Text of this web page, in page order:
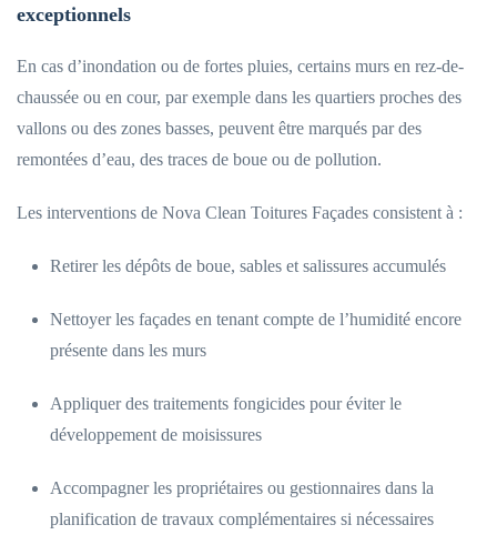
exceptionnels
En cas d’inondation ou de fortes pluies, certains murs en rez-de-
chaussée ou en cour, par exemple dans les quartiers proches des
vallons ou des zones basses, peuvent être marqués par des
remontées d’eau, des traces de boue ou de pollution.
Les interventions de Nova Clean Toitures Façades consistent à :
Retirer les dépôts de boue, sables et salissures accumulés
Nettoyer les façades en tenant compte de l’humidité encore
présente dans les murs
Appliquer des traitements fongicides pour éviter le
développement de moisissures
Accompagner les propriétaires ou gestionnaires dans la
planification de travaux complémentaires si nécessaires